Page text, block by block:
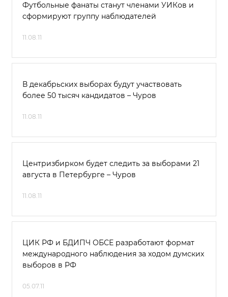
Футбольные фанаты станут членами УИКов и
сформируют группу наблюдателей
11.08.11
В декабрьских выборах будут участвовать
более 50 тысяч кандидатов – Чуров
11.08.11
Центризбирком будет следить за выборами 21
августа в Петербурге – Чуров
11.08.11
ЦИК РФ и БДИПЧ ОБСЕ разработают формат
международного наблюдения за ходом думских
выборов в РФ
05.07.11